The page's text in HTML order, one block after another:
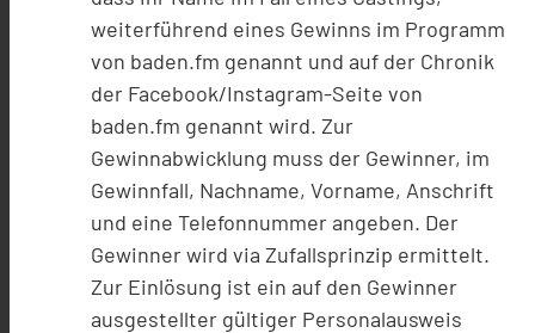
weiterführend eines Gewinns im Programm
von baden.fm genannt und auf der Chronik
der Facebook/Instagram-Seite von
baden.fm genannt wird. Zur
Gewinnabwicklung muss der Gewinner, im
Gewinnfall, Nachname, Vorname, Anschrift
und eine Telefonnummer angeben. Der
Gewinner wird via Zufallsprinzip ermittelt.
Zur Einlösung ist ein auf den Gewinner
ausgestellter gültiger Personalausweis